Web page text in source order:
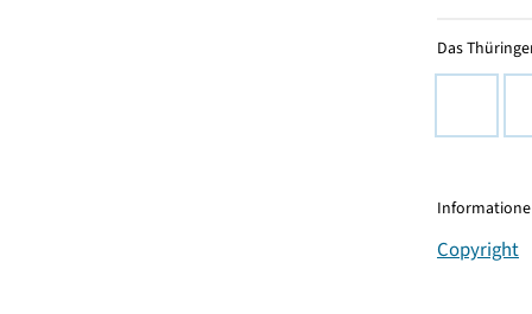
Das
Copyright